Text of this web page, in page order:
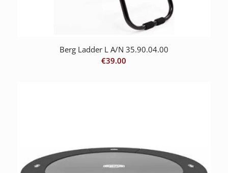
Berg Ladder L A/N 35.90.04.00
€39.00